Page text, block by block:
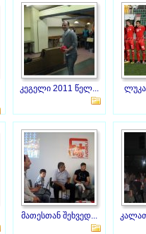
კეგელი 2011 წელ...
მათესთან შეხვედ...